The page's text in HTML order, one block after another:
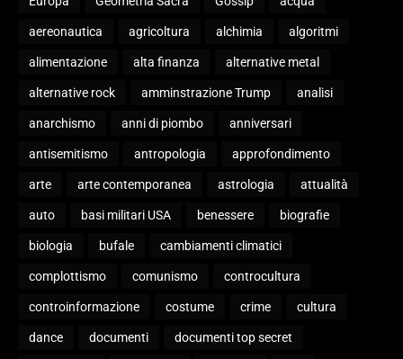
aereonautica agricoltura alchimia algoritmi
alimentazione alta finanza alternative metal
alternative rock amminstrazione Trump analisi
anarchismo anni di piombo anniversari
antisemitismo antropologia approfondimento
arte arte contemporanea astrologia attualità
auto basi militari USA benessere biografie
biologia bufale cambiamenti climatici
complottismo comunismo controcultura
controinformazione costume crime cultura
dance documenti documenti top secret